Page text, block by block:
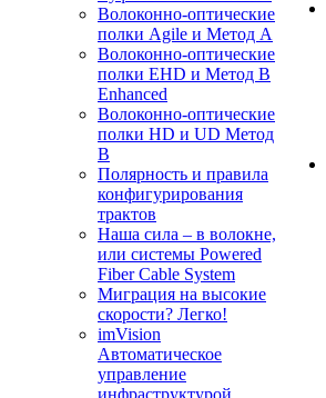
Волоконно-оптические
полки Agile и Метод A
Волоконно-оптические
полки EHD и Метод B
Enhanced
Волоконно-оптические
полки HD и UD Метод
B
Полярность и правила
конфигурирования
трактов
Наша сила – в волокне,
или системы Powered
Fiber Cable System
Миграция на высокие
скорости? Легко!
imVision
Автоматическое
управление
инфраструктурой